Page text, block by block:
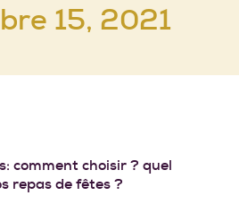
15, 2021
comment choisir ? quel
repas de fêtes ?